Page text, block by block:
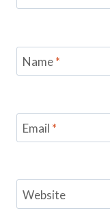
Name*
Email *
Website